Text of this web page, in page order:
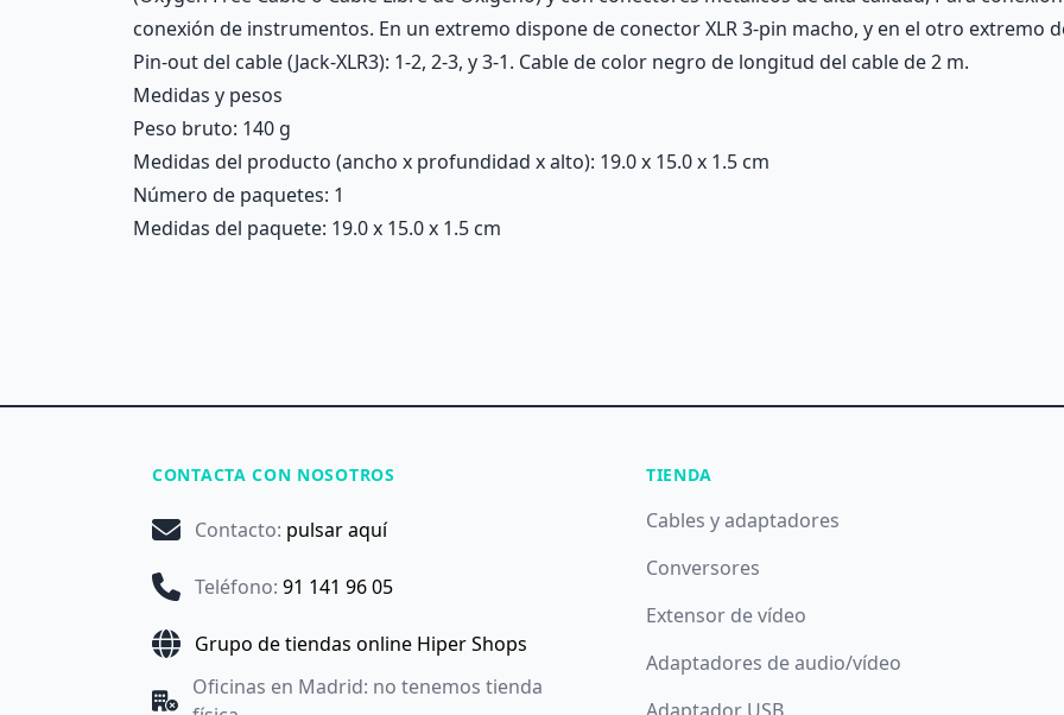
conexión de instrumentos. En un extremo dispone de conector XLR 3-pin macho, y en el otro extremo
Pin-out del cable (Jack-XLR3): 1-2, 2-3, y 3-1. Cable de color negro de longitud del cable de 2 m.
Medidas y pesos
Peso bruto: 140 g
Medidas del producto (ancho x profundidad x alto): 19.0 x 15.0 x 1.5 cm
Número de paquetes: 1
Medidas del paquete: 19.0 x 15.0 x 1.5 cm
CONTACTA CON NOSOTROS
Contacto: pulsar aquí
Teléfono: 91 141 96 05
Grupo de tiendas online Hiper Shops
Oficinas en Madrid: no tenemos tienda
TIENDA
Cables y adaptadores
Conversores
Extensor de vídeo
Adaptadores de audio/vídeo